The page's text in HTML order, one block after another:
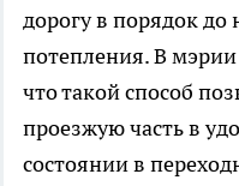
дорогу в порядок до
потепления. В
что такой способ
проезжую часть в
состоянии в